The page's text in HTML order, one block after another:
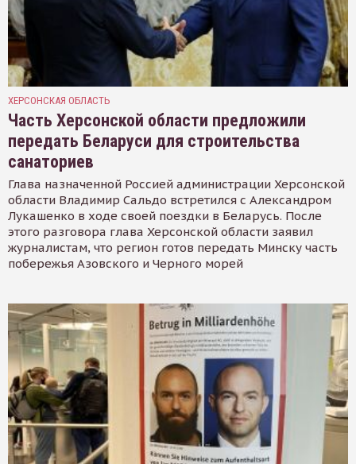
ХЕРСОНСКАЯ ОБЛАСТЬ
Часть Херсонской области предложили
передать Беларуси для строительства
санаториев
Глава назначенной Россией администрации Херсонской
области Владимир Сальдо встретился с Александром
Лукашенко в ходе своей поездки в Беларусь. После
этого разговора глава Херсонской области заявил
журналистам, что регион готов передать Минску часть
побережья Азовского и Черного морей